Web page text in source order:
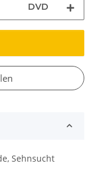
DVD
Sehnsucht